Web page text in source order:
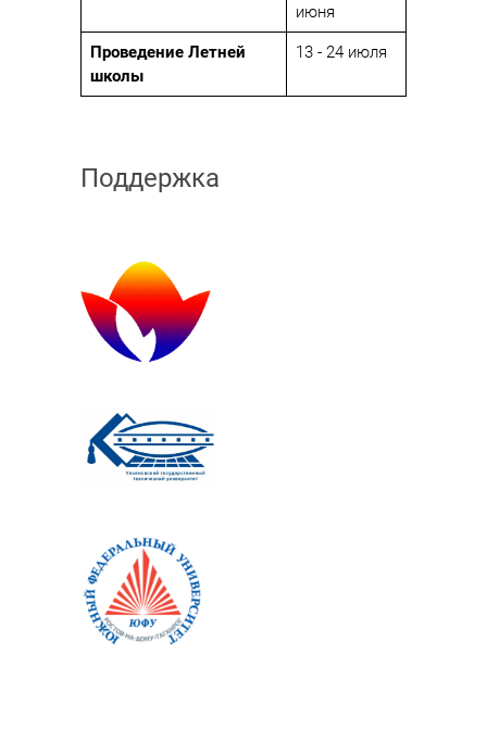
июня
Проведение Летней
школы
13 - 24 июля
Поддержка